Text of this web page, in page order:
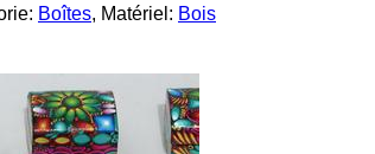
Boîtes, Matériel: Bois